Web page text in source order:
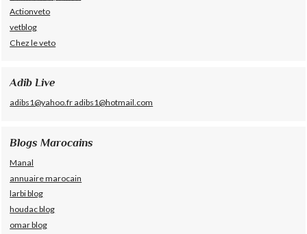
Actionveto
vetblog
Chez le veto
Adib Live
adibs1@yahoo.fr adibs1@hotmail.com
Blogs Marocains
Manal
annuaire marocain
larbi blog
houdac blog
omar blog